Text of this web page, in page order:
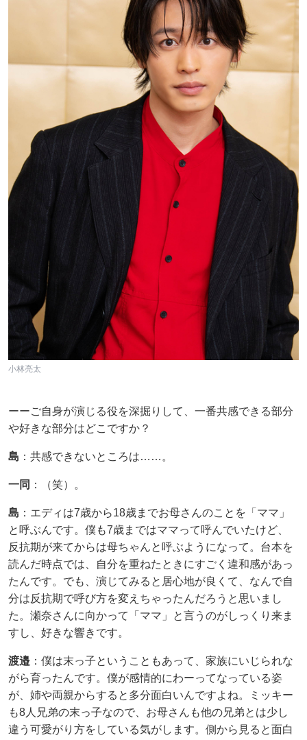
小林亮太
ーーご自身が演じる役を深掘りして、一番共感できる部分
や好きな部分はどこですか？
島 ：共感できないところは……。
一同 ：（笑）。
島 ：エディは7歳から18歳までお母さんのことを「ママ」
と呼ぶんです。僕も7歳まではママって呼んでいたけど、
反抗期が来てからは母ちゃんと呼ぶようになって。台本を
読んだ時点では、自分を重ねたときにすごく違和感があっ
たんです。でも、演じてみると居心地が良くて、なんで自
分は反抗期で呼び方を変えちゃったんだろうと思いまし
た。瀬奈さんに向かって「ママ」と言うのがしっくり来ま
すし、好きな響きです。
渡邉​ ：僕は末っ子ということもあって、家族にいじられな
がら育ったんです。僕が感情的にわーってなっている姿
が、姉や両親からすると多分面白いんですよね。ミッキー
も8人兄弟の末っ子なので、お母さんも他の兄弟とは少し
違う可愛がり方をしている気がします。側から見ると面白